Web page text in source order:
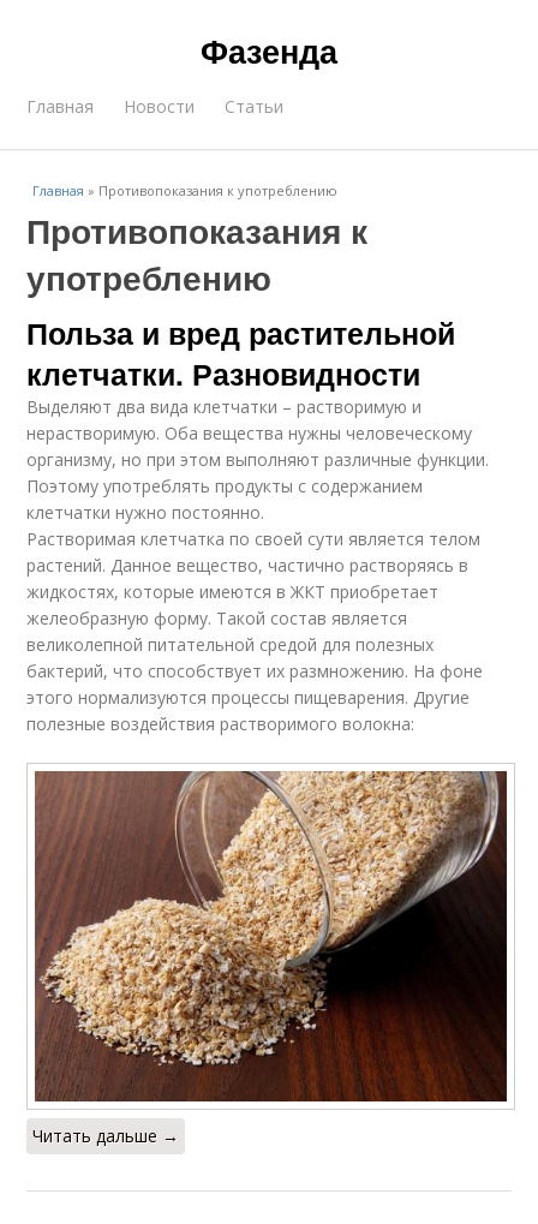
Фазенда
Главная Новости Статьи
Главная » Противопоказания к употреблению
Противопоказания к
употреблению
Польза и вред растительной
клетчатки. Разновидности
Выделяют два вида клетчатки – растворимую и
нерастворимую. Оба вещества нужны человеческому
организму, но при этом выполняют различные функции.
Поэтому употреблять продукты с содержанием
клетчатки нужно постоянно.
Растворимая клетчатка по своей сути является телом
растений. Данное вещество, частично растворяясь в
жидкостях, которые имеются в ЖКТ приобретает
желеобразную форму. Такой состав является
великолепной питательной средой для полезных
бактерий, что способствует их размножению. На фоне
этого нормализуются процессы пищеварения. Другие
полезные воздействия растворимого волокна:
Читать дальше →